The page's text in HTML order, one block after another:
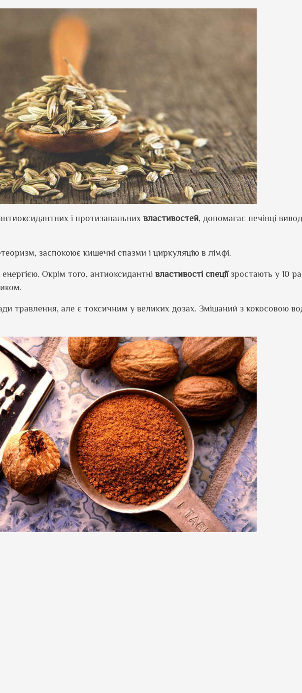
і протизапальних властивостей, допомагає печінці
заспокоює кишечні спазми і циркуляцію в лімфі.
Окрім того, антиоксидантні властивості спеціїзростають у 10
травлення, але є токсичним у великих дозах. Змішаний з кокосовою